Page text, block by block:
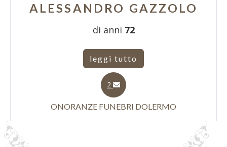
ALESSANDRO GAZZOLO
di anni 72
leggi tutto
2
ONORANZE FUNEBRI DOLERMO